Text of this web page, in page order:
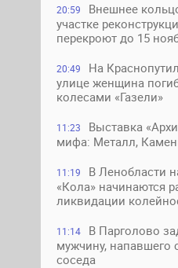
20:59
Внешнее
участке
перекроют до 15
20:49
На
улице женщина
колесами «Газели»
11:23
Выставка
мифа: Металл,
11:19
В Ленобласти
«Кола» начинаются
ликвидации
11:14
В Парголово
мужчину, напавшего
соседа